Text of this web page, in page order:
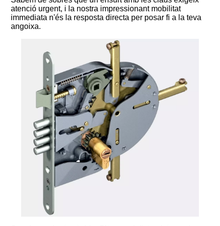
atenció urgent, i la nostra impressionant mobilitat
immediata n'és la resposta directa per posar fi a la teva
angoixa.